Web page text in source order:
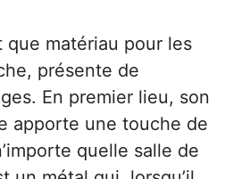
que matériau pour les
présente de
En premier lieu, son
apporte une touche de
quelle salle de